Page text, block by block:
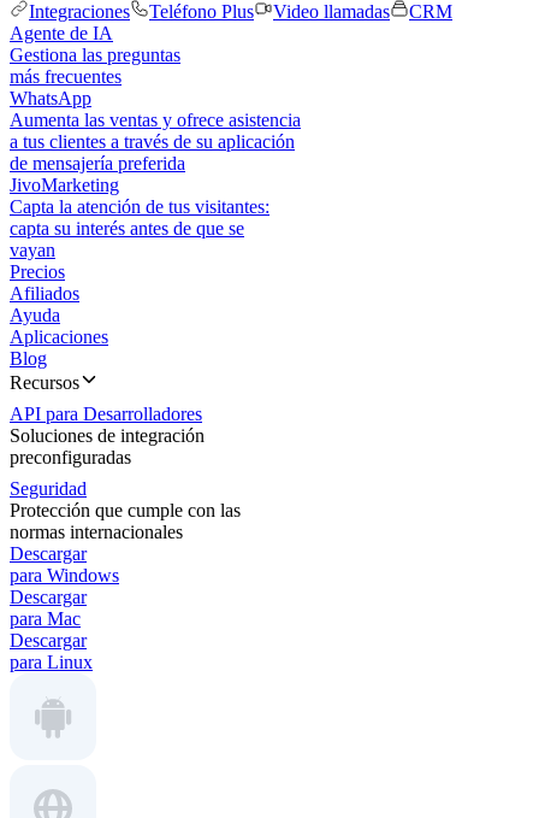
Integraciones
Teléfono Plus Video llamadas
CRM
Agente de IA
Gestiona las preguntas
más frecuentes
WhatsApp
Aumenta las ventas y ofrece asistencia
a tus clientes a través de su aplicación
de mensajería preferida
JivoMarketing
Capta la atención de tus visitantes:
capta su interés antes de que se
vayan
Precios
Afiliados
Ayuda
Aplicaciones
Blog
Recursos
API para Desarrolladores
Soluciones de integración
preconfiguradas
Seguridad
Protección que cumple con las
normas internacionales
Descargar
para Windows
Descargar
para Mac
Descargar
para Linux